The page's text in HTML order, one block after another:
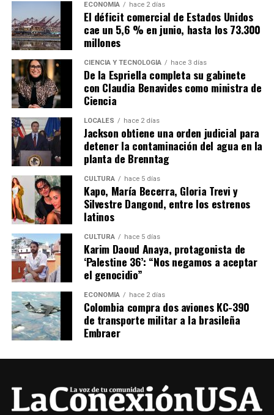
ECONOMÍA hace 2 días
El déficit comercial de Estados Unidos
cae un 5,6 % en junio, hasta los 73.300
millones
CIENCIA Y TECNOLOGÍA hace 3 días
De la Espriella completa su gabinete
con Claudia Benavides como ministra de
Ciencia
LOCALES hace 2 días
Jackson obtiene una orden judicial para
detener la contaminación del agua en la
planta de Brenntag
CULTURA hace 5 días
Kapo, María Becerra, Gloria Trevi y
Silvestre Dangond, entre los estrenos
latinos
CULTURA hace 5 días
Karim Daoud Anaya, protagonista de
‘Palestine 36’: “Nos negamos a aceptar
el genocidio”
ECONOMÍA hace 2 días
Colombia compra dos aviones KC-390
de transporte militar a la brasileña
Embraer